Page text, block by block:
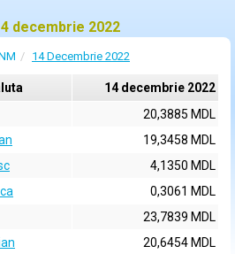
decembrie 2022
14 Decembrie 2022
14 decembrie 2022
20,3885 MDL
19,3458 MDL
4,1350 MDL
0,3061 MDL
23,7839 MDL
20,6454 MDL